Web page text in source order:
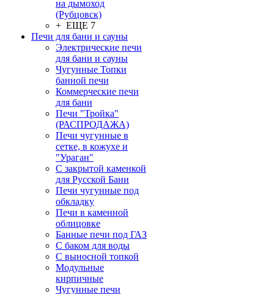
на дымоход
(Рубцовск)
+ ЕЩЕ 7
Печи для бани и сауны
Электрические печи
для бани и сауны
Чугунные Топки
банной печи
Коммерческие печи
для бани
Печи "Тройка"
(РАСПРОДАЖА)
Печи чугунные в
сетке, в кожухе и
"Ураган"
С закрытой каменкой
для Русской Бани
Печи чугунные под
обкладку
Печи в каменной
облицовке
Банные печи под ГАЗ
С баком для воды
С выносной топкой
Модульные
кирпичные
Чугунные печи